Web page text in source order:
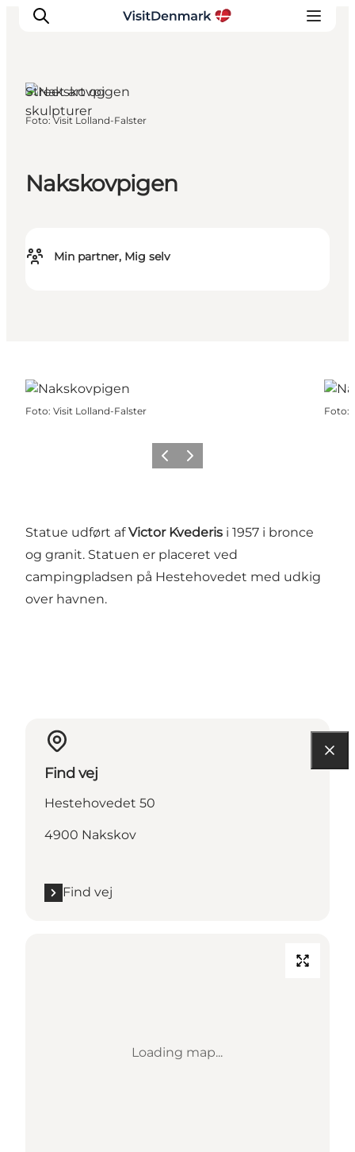
Oplevelser
Overnatning
Nakskovpigen
Min partner, Mig selv
Street art og
skulpturer
Foto: Visit Lolland-Falster
Foto: Visit Lolland-Falster Foto:
ForrigeNæste
Statue udført afVictor Kvederis i 1957 i bronce
og granit. Statuen er placeret ved
campingpladsen på Hestehovedet med udkig
over havnen.
Find vej
Hestehovedet 50
4900 Nakskov
Find vej
Loading map...